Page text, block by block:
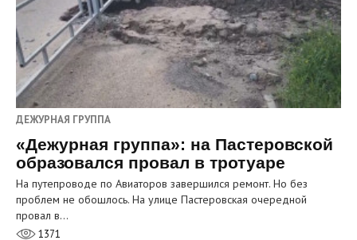
ДЕЖУРНАЯ ГРУППА
«Дежурная группа»: на Пастеровской
образовался провал в тротуаре
На путепроводе по Авиаторов завершился ремонт. Но без
проблем не обошлось. На улице Пастеровская очередной
провал в…
1371